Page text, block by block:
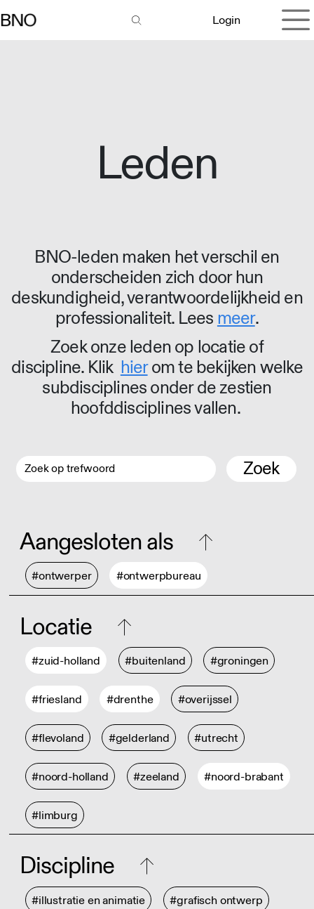
Login
Leden
BNO-leden maken het verschil en
onderscheiden zich door hun
deskundigheid, verantwoordelijkheid en
professionaliteit. Lees meer.
Zoek onze leden op locatie of
discipline. Klik hierom te bekijken welke
subdisciplines onder de zestien
hoofddisciplines vallen.
Zoek
Aangesloten als
#ontwerper #ontwerpbureau
Locatie
#zuid-holland #buitenland #groningen
#friesland #drenthe #overijssel
#flevoland #gelderland #utrecht
#noord-holland #zeeland #noord-brabant
#limburg
Discipline
#illustratie en animatie #grafisch ontwerp